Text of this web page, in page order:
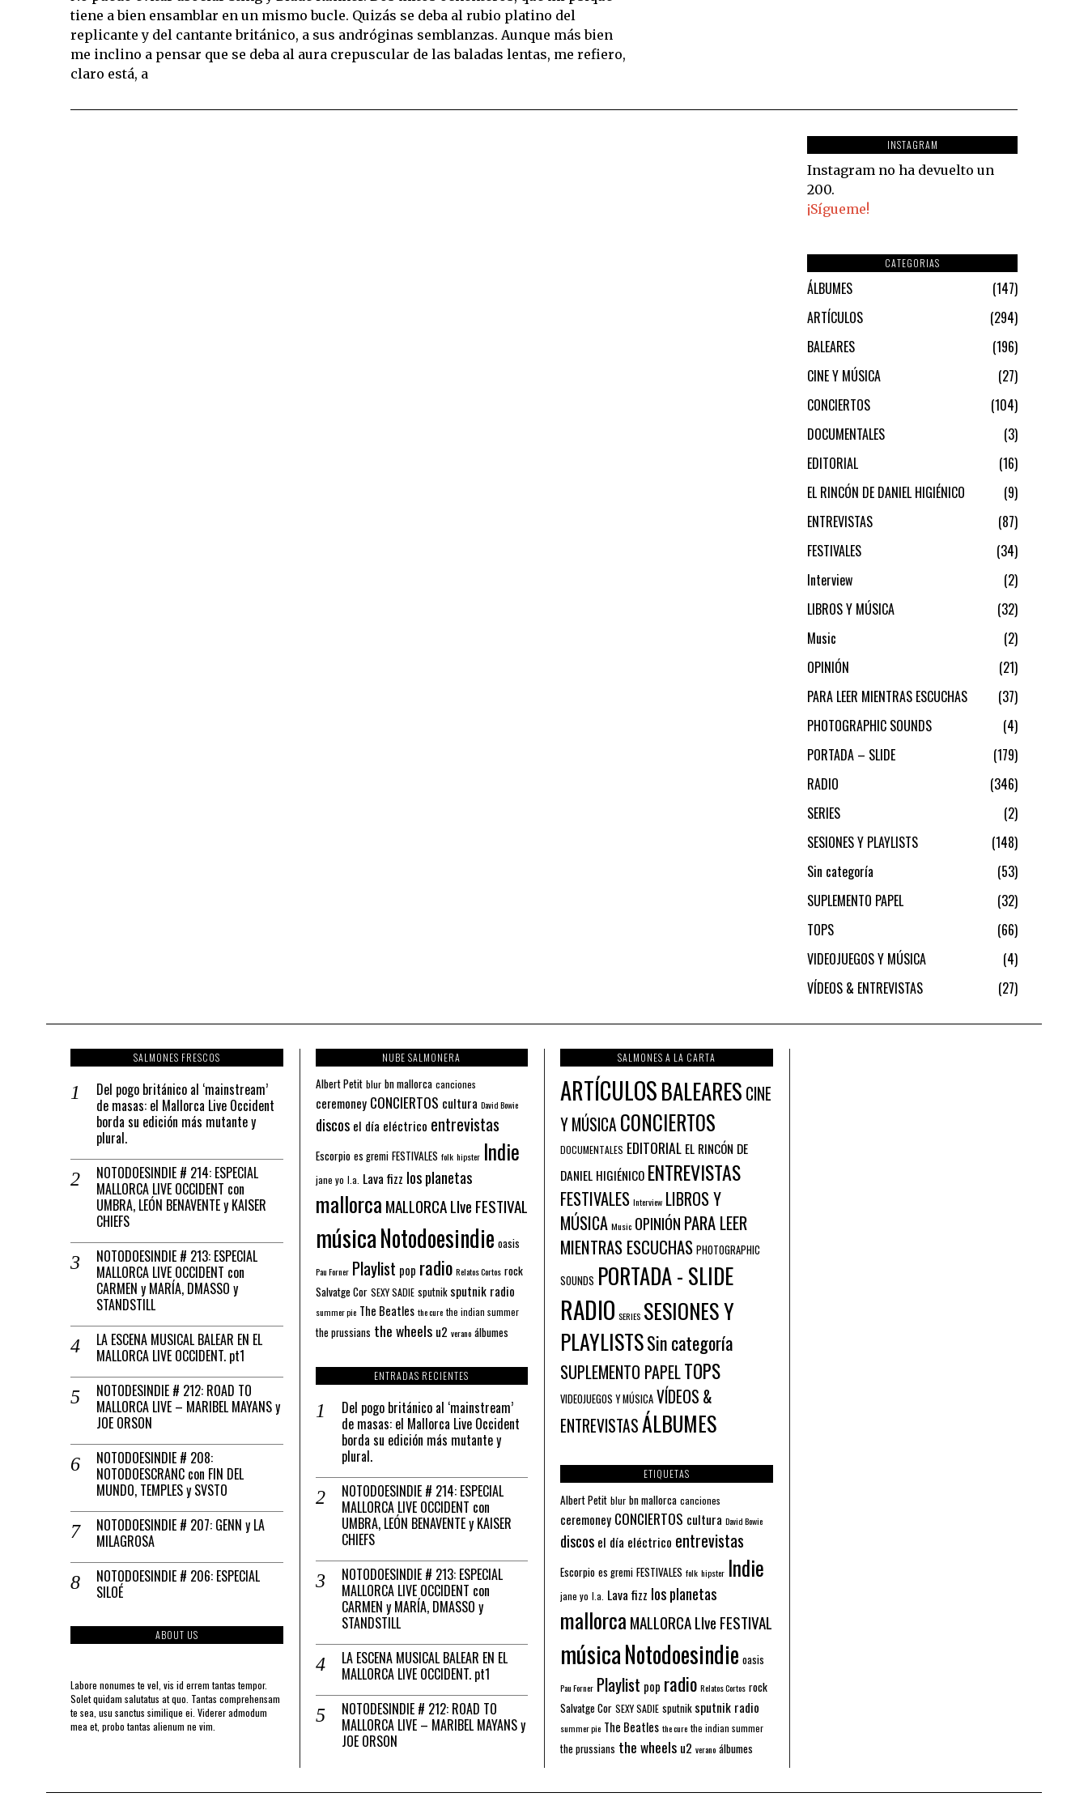
tiene a bien ensamblar en un mismo bucle. Quizás se deba al rubio platino del
replicante y del cantante británico, a sus andróginas semblanzas. Aunque más bien
me inclino a pensar que se deba al aura crepuscular de las baladas lentas, me refiero,
claro está, a
INSTAGRAM
Instagram no ha devuelto un
200.
¡Sígueme!
CATEGORIAS
ÁLBUMES
147
ARTÍCULOS
294
BALEARES
196
CINE Y MÚSICA
27
CONCIERTOS
104
DOCUMENTALES
3
EDITORIAL
16
EL RINCÓN DE DANIEL HIGIÉNICO
9
ENTREVISTAS
87
FESTIVALES
34
Interview
2
LIBROS Y MÚSICA
32
Music
2
OPINIÓN
21
PARA LEER MIENTRAS ESCUCHAS
37
PHOTOGRAPHIC SOUNDS
4
PORTADA – SLIDE
179
RADIO
346
SERIES
2
SESIONES Y PLAYLISTS
148
Sin categoría
53
SUPLEMENTO PAPEL
32
TOPS
66
VIDEOJUEGOS Y MÚSICA
4
VÍDEOS & ENTREVISTAS
27
SALMONES FRESCOS
Del pogo británico al ‘mainstream’
de masas: el Mallorca Live Occident
borda su edición más mutante y
plural.
NOTODOESINDIE # 214: ESPECIAL
MALLORCA LIVE OCCIDENT con
UMBRA, LEÓN BENAVENTE y KAISER
CHIEFS
NOTODOESINDIE # 213: ESPECIAL
MALLORCA LIVE OCCIDENT con
CARMEN y MARÍA, DMASSO y
STANDSTILL
LA ESCENA MUSICAL BALEAR EN EL
MALLORCA LIVE OCCIDENT. pt1
NOTODESINDIE # 212: ROAD TO
MALLORCA LIVE – MARIBEL MAYANS y
JOE ORSON
NOTODOESINDIE # 208:
NOTODOESCRANC con FIN DEL
MUNDO, TEMPLES y SVSTO
NOTODOESINDIE # 207: GENN y LA
MILAGROSA
NOTODOESINDIE # 206: ESPECIAL
SILOÉ
ABOUT US
Labore nonumes te vel, vis id errem tantas tempor.
Solet quidam salutatus at quo. Tantas comprehensam
te sea, usu sanctus similique ei. Viderer admodum
mea et, probo tantas alienum ne vim.
NUBE SALMONERA
Albert Petit blur bn mallorca canciones
ceremoney CONCIERTOS cultura David Bowie
discos el día eléctrico entrevistas
Escorpio es gremi FESTIVALES folk hipster Indie
jane yo l.a. Lava fizz los planetas
mallorca MALLORCA LIve FESTIVAL
músicaNotodoesindie oasis
Pau Forner Playlist pop radio Relatos Cortos rock
Salvatge Cor SEXY SADIE sputnik sputnik radio
summer pie The Beatles the cure the indian summer
the prussians the wheels u2 verano álbumes
ENTRADAS RECIENTES
Del pogo británico al ‘mainstream’
de masas: el Mallorca Live Occident
borda su edición más mutante y
plural.
NOTODOESINDIE # 214: ESPECIAL
MALLORCA LIVE OCCIDENT con
UMBRA, LEÓN BENAVENTE y KAISER
CHIEFS
NOTODOESINDIE # 213: ESPECIAL
MALLORCA LIVE OCCIDENT con
CARMEN y MARÍA, DMASSO y
STANDSTILL
LA ESCENA MUSICAL BALEAR EN EL
MALLORCA LIVE OCCIDENT. pt1
NOTODESINDIE # 212: ROAD TO
MALLORCA LIVE – MARIBEL MAYANS y
JOE ORSON
SALMONES A LA CARTA
ARTÍCULOSBALEARES CINE
Y MÚSICA CONCIERTOS
DOCUMENTALES EDITORIAL EL RINCÓN DE
DANIEL HIGIÉNICO ENTREVISTAS
FESTIVALES Interview LIBROS Y
MÚSICA Music OPINIÓN PARA LEER
MIENTRAS ESCUCHAS PHOTOGRAPHIC
SOUNDS PORTADA - SLIDE
RADIO SERIES SESIONES Y
PLAYLISTSSin categoría
SUPLEMENTO PAPELTOPS
VIDEOJUEGOS Y MÚSICA VÍDEOS &
ENTREVISTASÁLBUMES
ETIQUETAS
Albert Petit blur bn mallorca canciones
ceremoney CONCIERTOS cultura David Bowie
discos el día eléctrico entrevistas
Escorpio es gremi FESTIVALES folk hipster Indie
jane yo l.a. Lava fizz los planetas
mallorca MALLORCA LIve FESTIVAL
músicaNotodoesindie oasis
Pau Forner Playlist pop radio Relatos Cortos rock
Salvatge Cor SEXY SADIE sputnik sputnik radio
summer pie The Beatles the cure the indian summer
the prussians the wheels u2 verano álbumes